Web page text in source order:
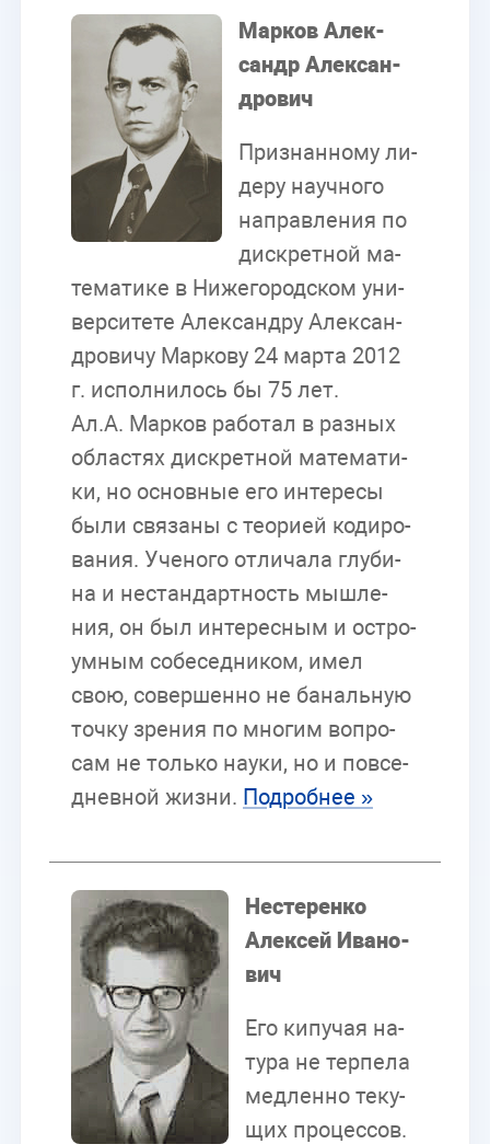
Мар­ков Алек­
сандр Алек­сан­
дро­вич
При­знан­но­му ли­
де­ру на­уч­но­го
на­прав­ле­ния по
дис­крет­ной ма­
те­ма­ти­ке в Ни­же­го­род­ском уни­
вер­си­те­те Алек­сан­дру Алек­сан­
дро­ви­чу Мар­ко­ву 24 мар­та 2012
г. ис­пол­ни­лось бы 75 лет.
Ал.А. Мар­ков ра­бо­тал в раз­ных
об­ла­стях дис­крет­ной ма­те­ма­ти­
ки, но ос­нов­ные его ин­те­ре­сы
были свя­за­ны с тео­ри­ей ко­ди­ро­
ва­ния. Уче­но­го от­ли­ча­ла глу­би­
на и нестан­дарт­ность мыш­ле­
ния, он был ин­те­рес­ным и ост­ро­
ум­ным со­бе­сед­ни­ком, имел
свою, со­вер­шен­но не ба­наль­ную
точ­ку зре­ния по мно­гим во­про­
сам не толь­ко на­у­ки, но и по­все­
днев­ной жиз­ни. По­дроб­нее »
Несте­рен­ко
Алек­сей Ива­но­
вич
Его ки­пу­чая на­
ту­ра не тер­пе­ла
мед­лен­но те­ку­
щих про­цес­сов.